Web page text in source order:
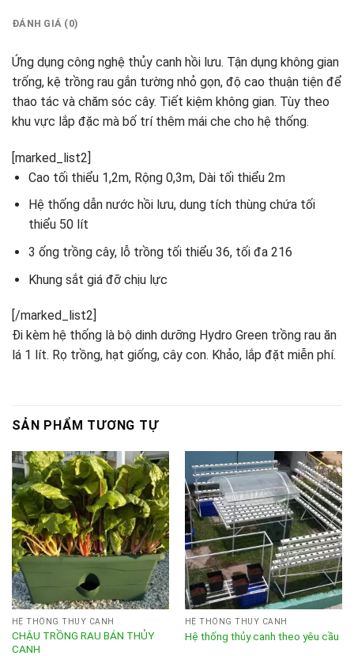
ĐÁNH GIÁ (0)
Ứng dụng công nghệ thủy canh hồi lưu. Tận dụng không gian
trống, kệ trồng rau gắn tường nhỏ gọn, độ cao thuận tiện để
thao tác và chăm sóc cây. Tiết kiệm không gian. Tùy theo
khu vực lắp đặc mà bố trí thêm mái che cho hệ thống.
[marked_list2]
Cao tối thiểu 1,2m, Rộng 0,3m, Dài tối thiểu 2m
Hệ thống dẫn nước hồi lưu, dung tích thùng chứa tối
thiểu 50 lít
3 ống trồng cây, lỗ trồng tối thiểu 36, tối đa 216
Khung sắt giá đỡ chịu lực
[/marked_list2]
Đi kèm hệ thống là bộ dinh dưỡng Hydro Green trồng rau ăn
lá 1 lít. Rọ trồng, hạt giống, cây con. Khảo, lắp đặt miễn phí.
SẢN PHẨM TƯƠNG TỰ
HỆ THỐNG THỦY CANH
CHẬU TRỒNG RAU BÁN THỦY
CANH
HỆ THỐNG THỦY CANH
Hệ thống thủy canh theo yêu cầu